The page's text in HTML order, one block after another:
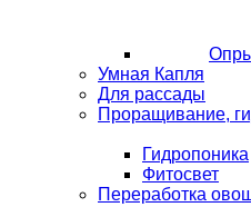
Умная Капля
Для рассады
Проращивание,
Гидропоника
Фитосвет
Переработка